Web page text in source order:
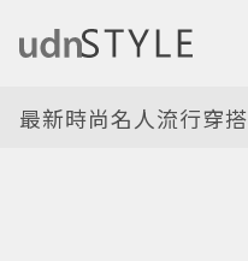
最新時尚名人流行穿搭